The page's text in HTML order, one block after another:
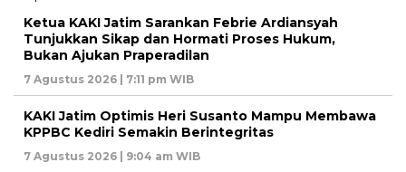
Ketua KAKI Jatim Sarankan Febrie Ardiansyah
Tunjukkan Sikap dan Hormati Proses Hukum,
Bukan Ajukan Praperadilan
7 Agustus 2026 | 7:11 pm WIB
KAKI Jatim Optimis Heri Susanto Mampu Membawa
KPPBC Kediri Semakin Berintegritas
7 Agustus 2026 | 9:04 am WIB